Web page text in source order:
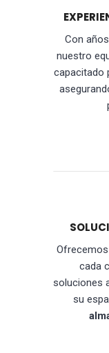
Con
nuestro
capacitado
cada
soluciones
su